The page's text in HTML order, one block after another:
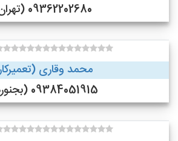
09362202680 (تهران)
محمد وقاری (تعمیرکار)
09384051915 (بجنورد )